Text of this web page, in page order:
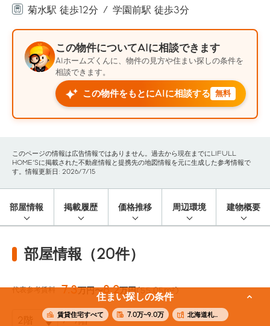
住まい探しの条件
賃貸住宅すべて 7.0万~9.0万 北海道札幌市豊平区
菊水駅 徒歩12分
学園前駅 徒歩3分
この物件についてAIに相談できます
AIホームズくんに、物件の見方や住まい探しの条件を
相談できます。
この物件をもとにAIに相談する 無料
このページの情報は広告情報ではありません。過去から現在までにLIFULL
HOME'Sに掲載された不動産情報と提携先の地図情報を元に生成した参考情報で
す。情報更新日: 2026/7/15
部屋情報 掲載履歴 価格推移 周辺環境 建物概要
部屋情報（20件）
代表参考賃料 7.3万円〜8.2万円(55.05m²)
9階